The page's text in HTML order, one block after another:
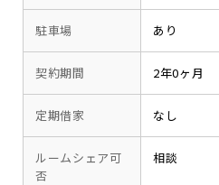
駐車場 あり
契約期間 2年0ヶ月
定期借家 なし
ルームシェア可
否
相談